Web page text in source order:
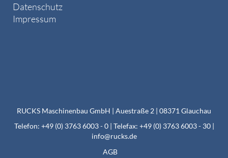
Datenschutz
Impressum
RUCKS Maschinenbau GmbH | Auestraße 2 | 08371 Glauchau
Telefon: +49 (0) 3763 6003 - 0 | Telefax: +49 (0) 3763 6003 - 30 |
info@rucks.de
AGB